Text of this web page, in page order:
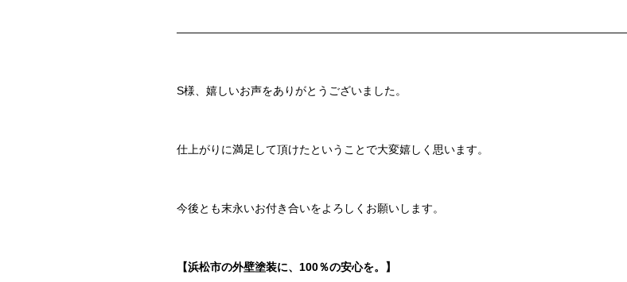
S様、嬉しいお声をありがとうございました。
仕上がりに満足して頂けたということで大変嬉しく思います。
今後とも末永いお付き合いをよろしくお願いします。
【浜松市の外壁塗装に、100％の安心を。】